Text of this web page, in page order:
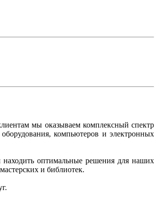
мы оказываем комплексный спектр
компьютеров и электронных
находить оптимальные решения для наших
и библиотек.